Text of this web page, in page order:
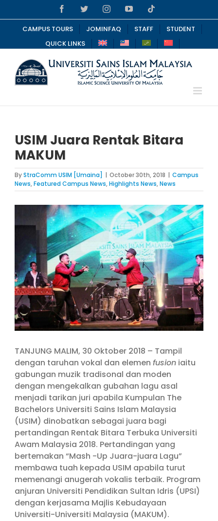
to
content
FacebookTwitterInstagramYouTube
CAMPUS TOURS JOMINFAQ STAFF
STUDENT
QUICK LINKS
USIM Juara Rentak Bitara
MAKUM
ByStraComm USIM [Umaina] | October 30th, 2018 | Campus
News,Featured Campus News,Highlights News,News
Image
TANJUNG MALIM, 30 Oktober 2018 – Tampil
dengan taruhan vokal dan elemen fusion iaitu
gabungan muzik tradisonal dan moden
dengan mengekalkan gubahan lagu asal
menjadi tarikan juri apabila Kumpulan The
Bachelors Universiti Sains Islam Malaysia
(USIM) dinobatkan sebagai juara bagi
pertandingan Rentak Bitara Terbuka Universiti
Awam Malaysia 2018. Pertandingan yang
bertemakan “Mash -Up Juara-juara Lagu”
membawa tuah kepada USIM apabila turut
memenangi anugerah vokalis terbaik. Program
anjuran Universiti Pendidikan Sultan Idris (UPSI)
dengan kerjasama Majlis Kebudayaan
Universiti-Universiti Malaysia (MAKUM).